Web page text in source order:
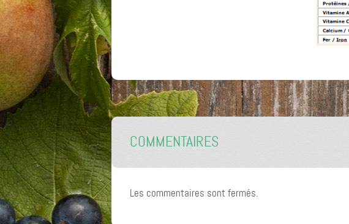
COMMENTAIRES
Les commentaires sont fermés.